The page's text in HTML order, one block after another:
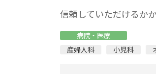
信頼していただけるか
病院・医療
産婦人科
小児科